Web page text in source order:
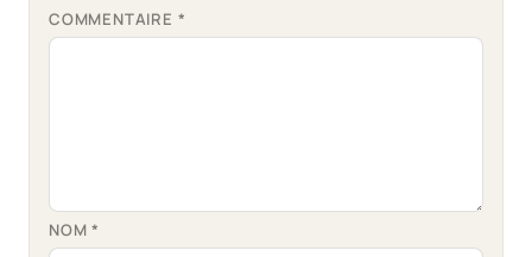
COMMENTAIRE *
NOM*